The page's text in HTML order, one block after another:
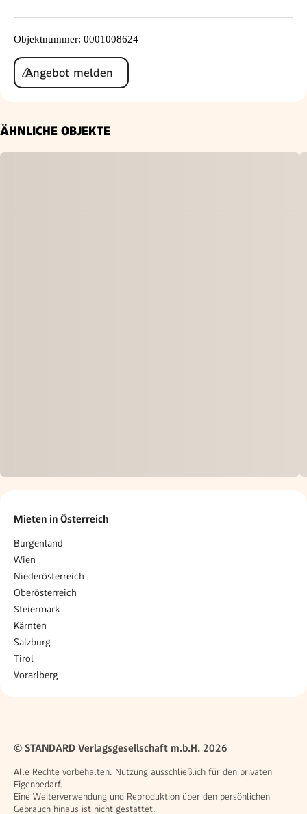
Objektnummer: 0001008624
Angebot melden
ÄHNLICHE OBJEKTE
Mieten in Österreich
Burgenland
Wien
Niederösterreich
Oberösterreich
Steiermark
Kärnten
Salzburg
Tirol
Vorarlberg
© STANDARD Verlagsgesellschaft m.b.H. 2026
Alle Rechte vorbehalten. Nutzung ausschließlich für den privaten
Eigenbedarf.
Eine Weiterverwendung und Reproduktion über den persönlichen
Gebrauch hinaus ist nicht gestattet.